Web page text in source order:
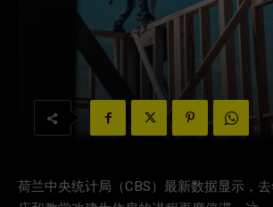
荷兰中央统计局（CBS）最新数据显示，